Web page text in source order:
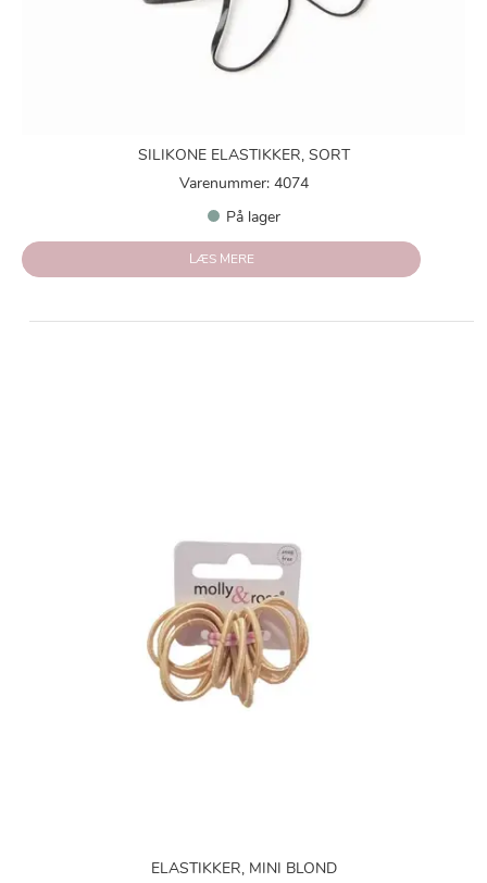
SILIKONE ELASTIKKER, SORT
Varenummer: 4074
På lager
LÆS MERE
ELASTIKKER, MINI BLOND